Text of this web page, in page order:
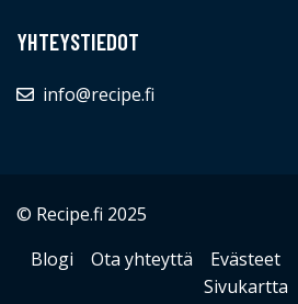
YHTEYSTIEDOT
info@recipe.fi
© Recipe.fi 2025
Blogi
Ota yhteyttä Evästeet
Sivukartta